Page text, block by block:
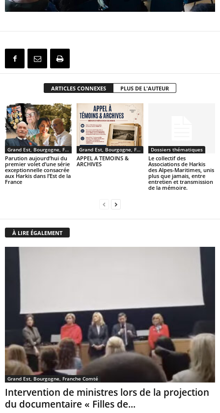
ARTICLES CONNEXES PLUS DE L'AUTEUR
Grand Est, Bourgogne, Franche Comté
Parution aujourd’hui du
premier volet d’une série
exceptionnelle consacrée
aux Harkis dans l’Est de la
France
Grand Est, Bourgogne, Franche Comté
APPEL A TEMOINS &
ARCHIVES
Dossiers thématiques
Le collectif des
Associations de Harkis
des Alpes-Maritimes, unis
plus que jamais, entre
entretien et transmission
de la mémoire.
À LIRE ÉGALEMENT
Grand Est, Bourgogne, Franche Comté
Intervention de ministres lors de la projection
du documentaire « Filles de...